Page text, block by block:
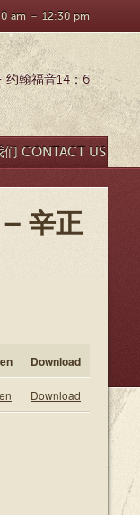
am － 12:30 pm
约翰福音14：6
们 CONTACT US
辛正
Download
Download